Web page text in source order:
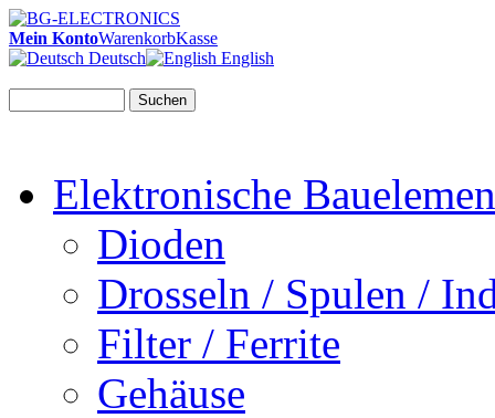
Mein KontoWarenkorbKasse
Deutsch
English
Suchen
Elektronische
Dioden
Drosseln / Spulen /
Filter / Ferrite
Gehäuse